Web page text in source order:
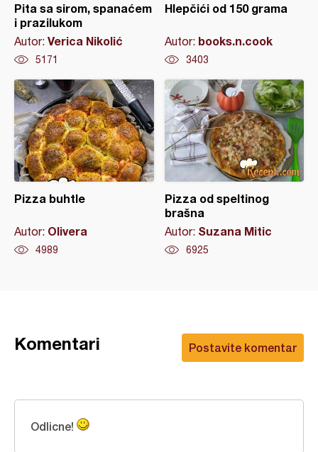
Pita sa sirom, spanaćem
i prazilukom
Autor: Verica Nikolić
5171
Hlepčići od 150 grama
Autor: books.n.cook
3403
Pizza buhtle
Autor: Olivera
4989
Pizza od speltinog
brašna
Autor: Suzana Mitic
6925
Postavite komentar
Komentari
Odlicne!